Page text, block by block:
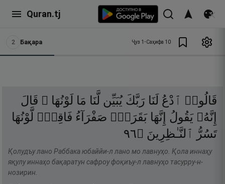
Quran.tj
2 Бақара Ҷуз 1 •Саҳифа 10
قَالُوا۟ ٱدْعُ لَنَا رَبَّكَ يُبَيِّن لَّنَا مَا لَوْنُهَا ۚ قَالَ
إِنَّهُۥ يَقُولُ إِنَّهَا بَقَرَةٌۭ صَفْرَآءُ فَاقِعٌۭ لَّوْنُهَا
تَسُرُّ ٱلنَّـٰظِرِينَ ۝٦٩
Қолудъу лано Раббака юбаййи-л лано мо лавнуҳо. Қола иннаҳу
яқулу иннаҳо бақаратун сафроу фоқиъу-л лавнуҳо тасурру-н-
нозирин.